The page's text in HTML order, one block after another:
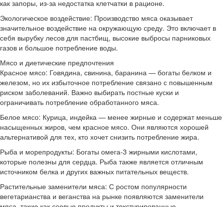
как запоры, из-за недостатка клетчатки в рационе.
Экологическое воздействие: Производство мяса оказывает
значительное воздействие на окружающую среду. Это включает в
себя вырубку лесов для пастбищ, высокие выбросы парниковых
газов и большое потребление воды.
Мясо и диетические предпочтения
Красное мясо: Говядина, свинина, баранина — богаты белком и
железом, но их избыточное потребление связано с повышенным
риском заболеваний. Важно выбирать постные куски и
ограничивать потребление обработанного мяса.
Белое мясо: Курица, индейка — менее жирные и содержат меньше
насыщенных жиров, чем красное мясо. Они являются хорошей
альтернативой для тех, кто хочет снизить потребление жира.
Рыба и морепродукты: Богаты омега-3 жирными кислотами,
которые полезны для сердца. Рыба также является отличным
источником белка и других важных питательных веществ.
Растительные заменители мяса: С ростом популярности
вегетарианства и веганства на рынке появляются заменители